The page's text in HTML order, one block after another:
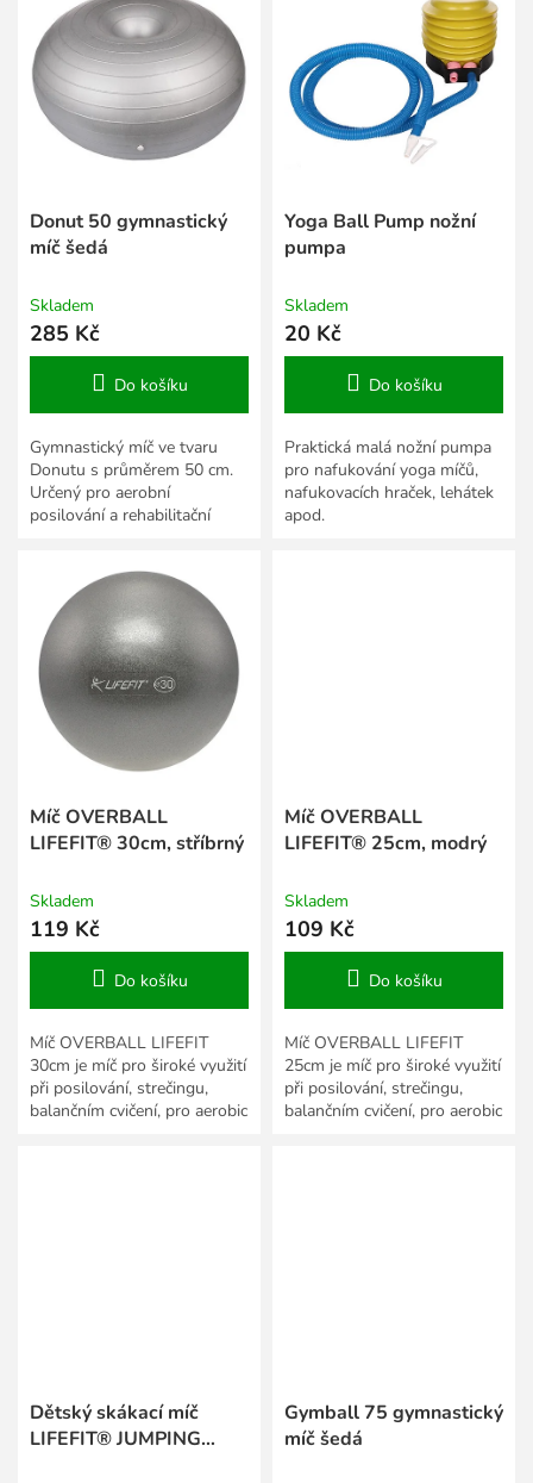
Donut 50 gymnastický
míč šedá
Skladem
285 Kč
Do košíku
Gymnastický míč ve tvaru
Donutu s průměrem 50 cm.
Určený pro aerobní
posilování a rehabilitační
Yoga Ball Pump nožní
pumpa
Skladem
20 Kč
Do košíku
Praktická malá nožní pumpa
pro nafukování yoga míčů,
nafukovacích hraček, lehátek
apod.
Míč OVERBALL
LIFEFIT® 30cm, stříbrný
Skladem
119 Kč
Do košíku
Míč OVERBALL LIFEFIT
30cm je míč pro široké využití
při posilování, strečingu,
balančním cvičení, pro aerobic
Míč OVERBALL
LIFEFIT® 25cm, modrý
Skladem
109 Kč
Do košíku
Míč OVERBALL LIFEFIT
25cm je míč pro široké využití
při posilování, strečingu,
balančním cvičení, pro aerobic
Dětský skákací míč
LIFEFIT® JUMPING
Gymball 75 gymnastický
míč šedá